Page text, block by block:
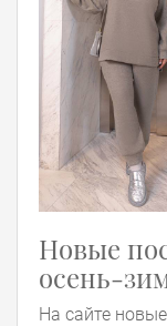
Новые
осень-
На сайте